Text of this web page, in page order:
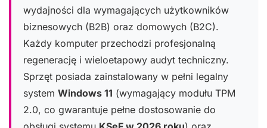
wydajności dla wymagających użytkowników
biznesowych (B2B) oraz domowych (B2C).
Każdy komputer przechodzi profesjonalną
regenerację i wieloetapowy audyt techniczny.
Sprzęt posiada zainstalowany w pełni legalny
system Windows 11 (wymagający modułu TPM
2.0, co gwarantuje pełne dostosowanie do